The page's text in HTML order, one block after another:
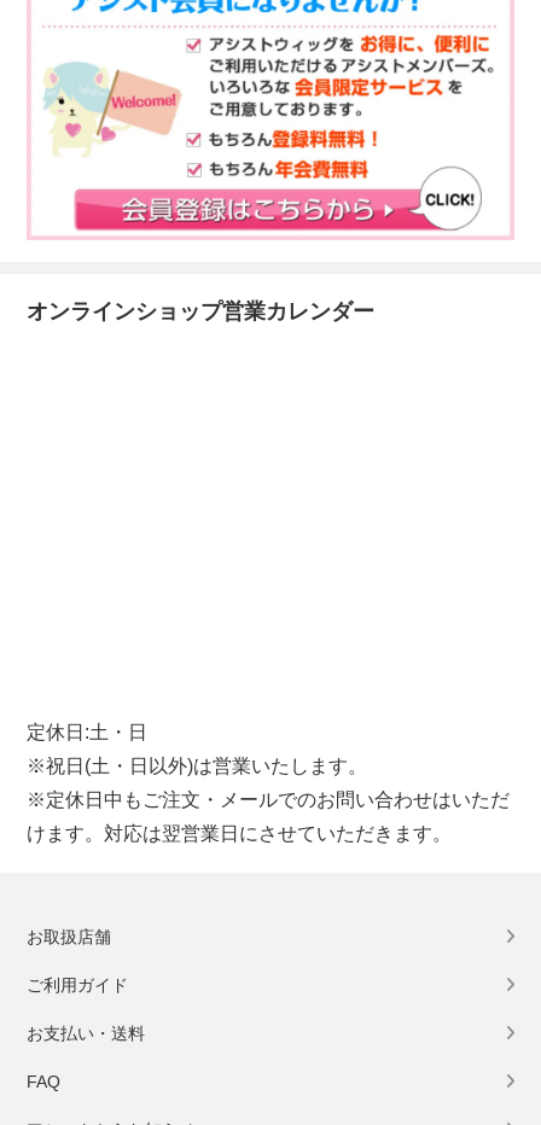
オンラインショップ営業カレンダー
定休日:土・日
※祝日(土・日以外)は営業いたします。
※定休日中もご注文・メールでのお問い合わせはいただ
けます。対応は翌営業日にさせていただきます。
お取扱店舗
ご利用ガイド
お支払い・送料
FAQ